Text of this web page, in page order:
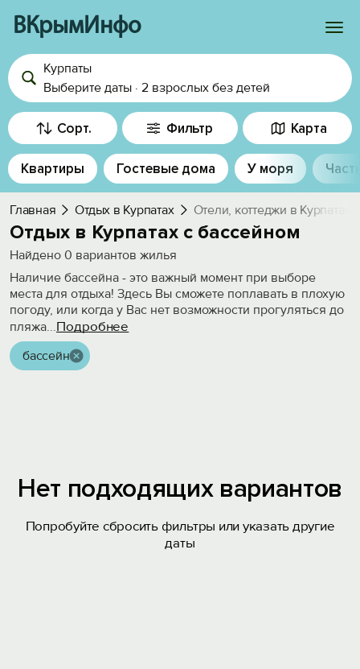
ВКрымИнфо
Войти
Избранное
История просмотра
Добавить свой объект
Курпаты
Выберите даты · 2 взрослых без детей
Сорт. Фильтр Карта
Квартиры Гостевые дома У моря
Главная Отдых в Курпатах Отели, коттеджи в Курпатах
Отдых в Курпатах с бассейном
Найдено 0 вариантов жилья
Наличие бассейна - это важный момент при выборе
места для отдыха! Здесь Вы сможете поплавать в плохую
погоду, или когда у Вас нет возможности прогуляться до
пляжа...Подробнее
бассейн
Нет подходящих вариантов
Попробуйте сбросить фильтры или указать другие
даты